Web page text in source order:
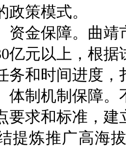
政策模式。
金保障。曲靖
亿元以上，根
务和时间进度
制机制保障。
要求和标准，
提炼推广高海